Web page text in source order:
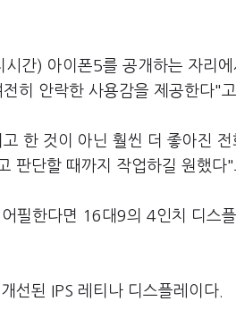
간) 아이폰5를 공개하는 자리
히 안락한 사용감을 제공한다"
한 것이 아닌 훨씬 더 좋아진
판단할 때까지 작업하길 원했다"
필한다면 16대9의 4인치 디스
선된 IPS 레티나 디스플레이다.